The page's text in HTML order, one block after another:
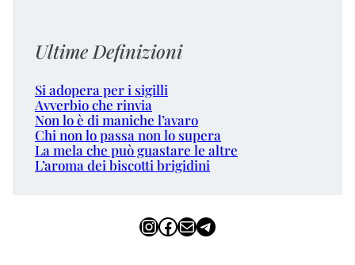
Ultime Definizioni
Si adopera per i sigilli
Avverbio che rinvia
Non lo è di maniche l’avaro
Chi non lo passa non lo supera
La mela che può guastare le altre
L’aroma dei biscotti brigidini
InstagramFacebook Email Telegram